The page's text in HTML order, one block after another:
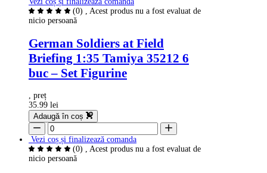
(0) , Acest produs nu a fost evaluat de
nicio persoană
German Soldiers at Field
Briefing 1:35 Tamiya 35212 6
buc – Set Figurine
, preț
35.99 lei
Adaugă în coș
Vezi coș și finalizează comanda
(0)
, Acest produs nu a fost evaluat de
nicio persoană